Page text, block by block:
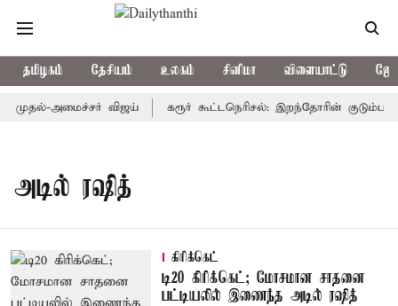
தமிழகம் தேசியம் உலகம் சினிமா விளையாட்டு
முதல்-அமைச்சர் விஜய் கரூர் கூட்டநெரிசல்: இறந்தோரின்
அடில் ரஷித்
கிரிக்கெட்
டி20 கிரிக்கெட்; மோசமான சாதனை
பட்டியலில் இணைந்த அடில் ரஷித்